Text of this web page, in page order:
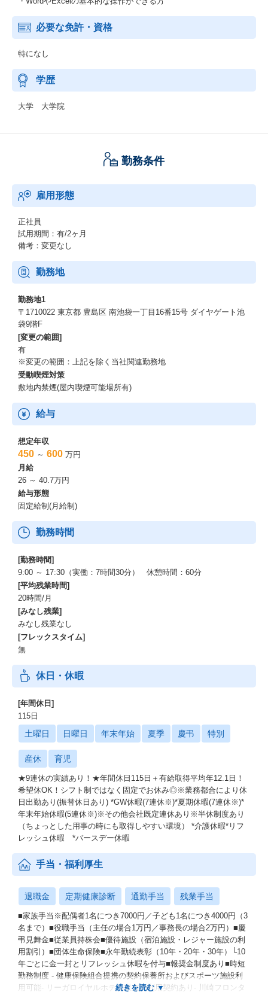
必要な免許・資格
特になし
学歴
大学 大学院
勤務条件
雇用形態
正社員
試用期間：有/2ヶ月
備考：変更なし
勤務地
勤務地1
〒1710022 東京都 豊島区 南池袋一丁目16番15号 ダイヤゲート池
袋9階F
[変更の範囲]
有
※変更の範囲：上記を除く当社関連勤務地
受動喫煙対策
敷地内禁煙(屋内喫煙可能場所有)
給与
想定年収
450 ～ 600 万円
月給
26 ～ 40.7万円
給与形態
固定給制(月給制)
勤務時間
[勤務時間]
9:00 ～ 17:30（実働：7時間30分） 休憩時間：60分
[平均残業時間]
20時間/月
[みなし残業]
みなし残業なし
[フレックスタイム]
無
休日・休暇
[年間休日]
115日
土曜日 日曜日 年末年始 夏季 慶弔 特別
産休 育児
★9連休の実績あり！★年間休日115日＋有給取得平均年12.1日！
希望休OK！シフト制ではなく固定でお休み◎※業務都合により休
日出勤あり(振替休日あり) *GW休暇(7連休※)*夏期休暇(7連休※)*
年末年始休暇(5連休※)※その他会社既定連休あり※半休制度あり
（ちょっとした用事の時にも取得しやすい環境） *介護休暇*リフ
レッシュ休暇 *バースデー休暇
手当・福利厚生
退職金 定期健康診断 通勤手当 残業手当
■家族手当※配偶者1名につき7000円／子ども1名につき4000円（3
名まで）■役職手当（主任の場合1万円／事務長の場合2万円）■慶
弔見舞金■従業員持株会■優待施設（宿泊施設・レジャー施設の利
用割引）■団体生命保険■永年勤続表彰（10年・20年・30年）└10
年ごとに金一封とリフレッシュ休暇を付与■報奨金制度あり■時短
勤務制度 - 健康保険組合提携の契約保養所およびスポーツ施設利
用可能- リーガロイヤルホテル東京の利用契約あり- 川崎フロンタ